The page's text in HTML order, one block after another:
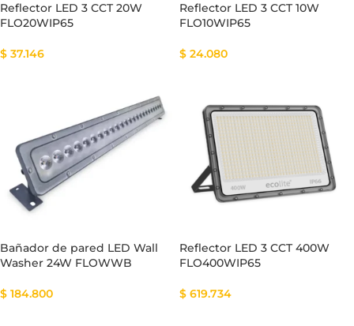
Reflector LED 3 CCT 20W
FLO20WIP65
$ 37.146
Reflector LED 3 CCT 10W
FLO10WIP65
$ 24.080
Bañador de pared LED Wall
Washer 24W FLOWWB
$ 184.800
Reflector LED 3 CCT 400W
FLO400WIP65
$ 619.734